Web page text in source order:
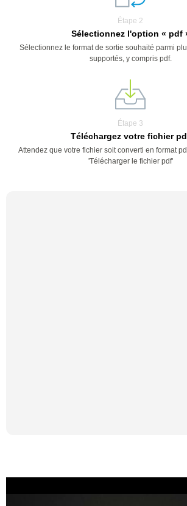
Étape 2
Sélectionnez l'option « pdf
Sélectionnez le format de sortie souhaité parmi
supportés, y compris pdf.
Étape 3
Téléchargez votre fichier
Attendez que votre fichier soit converti en format
'Télécharger le fichier pdf'